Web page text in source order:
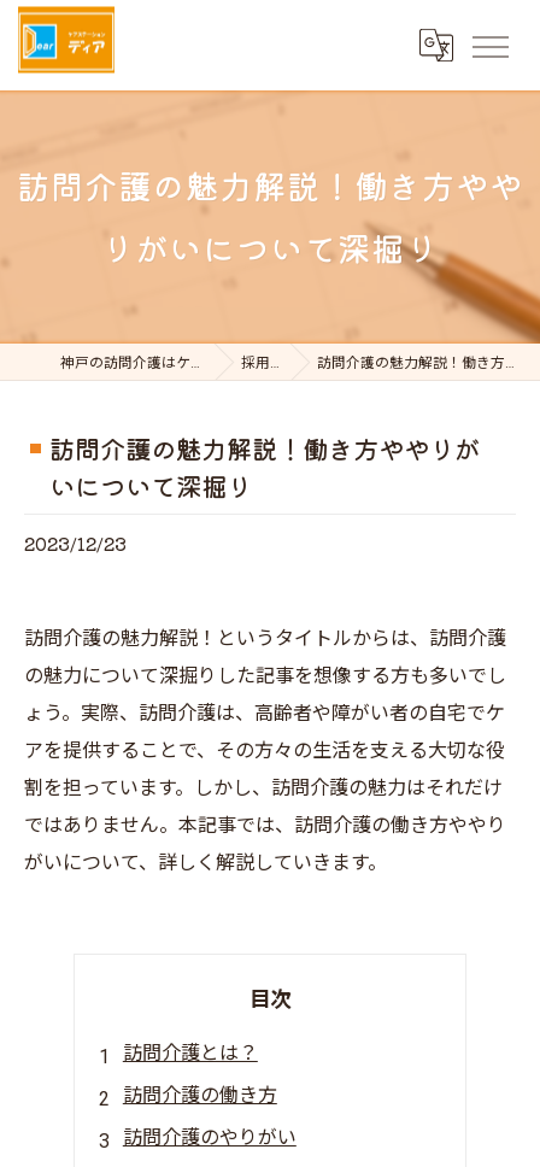
訪問介護の魅力解説！働き方やや
りがいについて深掘り
神戸の訪問介護はケアステーションDear 採用ブログ 訪問介護の魅力解説！働き方ややりがいについて深掘り
訪問介護の魅力解説！働き方ややりが
いについて深掘り
2023/12/23
訪問介護の魅力解説！というタイトルからは、訪問介護
の魅力について深掘りした記事を想像する方も多いでし
ょう。実際、訪問介護は、高齢者や障がい者の自宅でケ
アを提供することで、その方々の生活を支える大切な役
割を担っています。しかし、訪問介護の魅力はそれだけ
ではありません。本記事では、訪問介護の働き方ややり
がいについて、詳しく解説していきます。
目次
訪問介護とは？
訪問介護の働き方
訪問介護のやりがい